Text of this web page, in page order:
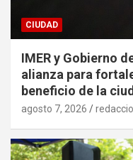
CIUDAD
IMER y Gobierno
alianza para
beneficio de la
agosto 7, 2026